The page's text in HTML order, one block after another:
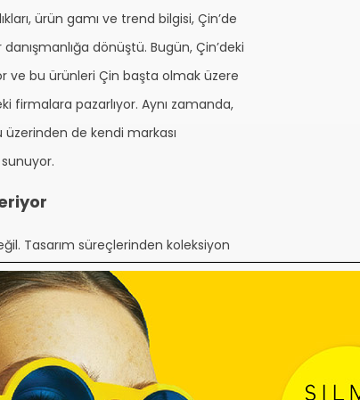
ürün gamı ve trend bilgisi, Çin’de
dönüştü. Bugün, Çin’deki
ve bu ürünleri Çin başta olmak üzere
firmalara pazarlıyor. Aynı zamanda,
de kendi markası
Tasarım süreçlerinden koleksiyon
kadar geniş bir yelpazede aktif
farklı kılıyor. O artık, gözlük